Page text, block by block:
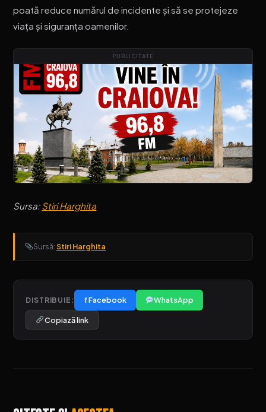
poată reduce numărul de incidente și să se protejeze
viața și siguranța oamenilor.
PUBLICITATE
Sursa:Stiri Harghita
Sursă:Stiri Harghita
DISTRIBUIE: f Facebook WhatsApp
Copiază link